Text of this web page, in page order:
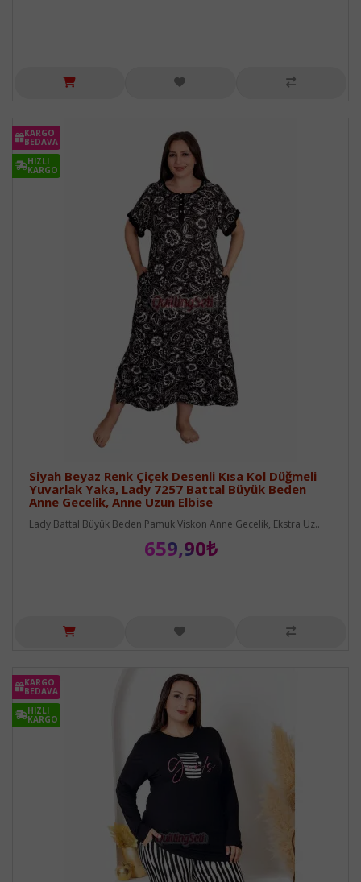
KARGO
BEDAVA
HIZLI
KARGO
Siyah Beyaz Renk Çiçek Desenli Kısa Kol Düğmeli
Yuvarlak Yaka, Lady 7257 Battal Büyük Beden
Anne Gecelik, Anne Uzun Elbise
Lady Battal Büyük Beden Pamuk Viskon Anne Gecelik, Ekstra Uz..
659,90₺
KARGO
BEDAVA
HIZLI
KARGO